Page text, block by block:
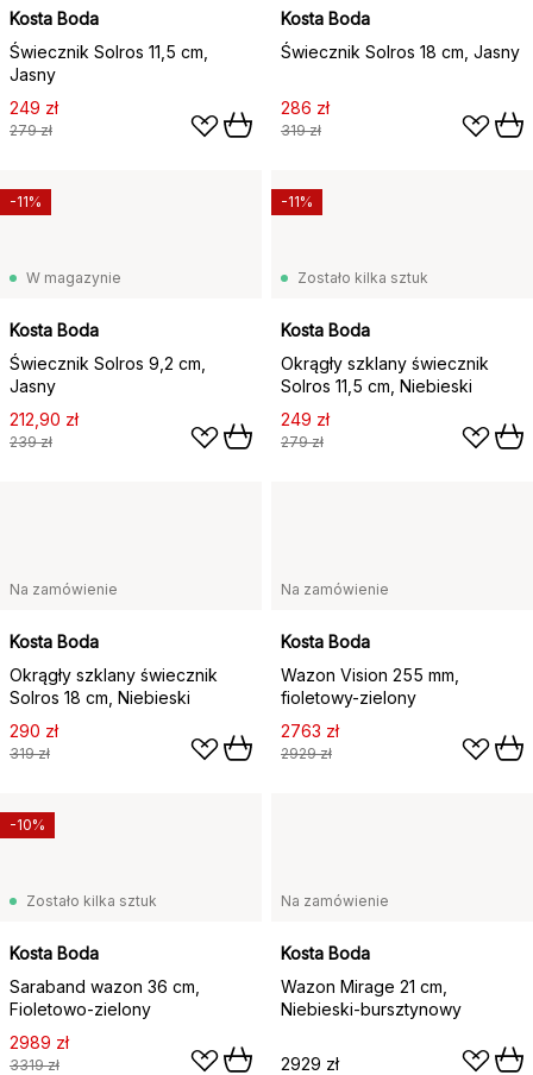
Kosta Boda
Świecznik Solros 11,5 cm,
Jasny
249 zł
279 zł
Kosta Boda
Świecznik Solros 18 cm, Jasny
286 zł
319 zł
W magazynie
Kosta Boda
Świecznik Solros 9,2 cm,
Jasny
212,90 zł
239 zł
-11%
Zostało kilka sztuk
Kosta Boda
Okrągły szklany świecznik
Solros 11,5 cm, Niebieski
249 zł
279 zł
-11%
Na zamówienie
Kosta Boda
Okrągły szklany świecznik
Solros 18 cm, Niebieski
290 zł
319 zł
Na zamówienie
Kosta Boda
Wazon Vision 255 mm,
fioletowy-zielony
2763 zł
2929 zł
Zostało kilka sztuk
Kosta Boda
Saraband wazon 36 cm,
Fioletowo-zielony
2989 zł
3319 zł
-10%
Na zamówienie
Kosta Boda
Wazon Mirage 21 cm,
Niebieski-bursztynowy
2929 zł